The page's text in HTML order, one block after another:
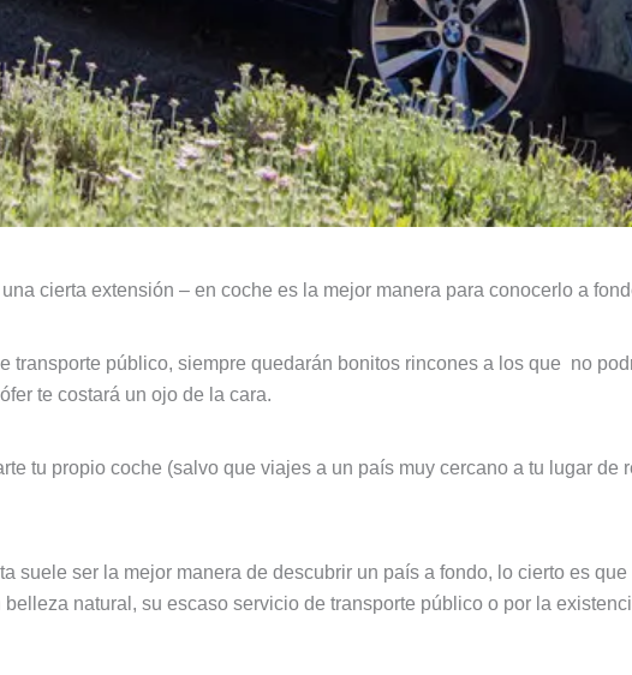
cierta extensión – en coche es la mejor manera para conocerlo a
transporte público, siempre quedarán bonitos rincones a los que no
te costará un ojo de la cara.
tu propio coche (salvo que viajes a un país muy cercano a tu lugar de
suele ser la mejor manera de descubrir un país a fondo, lo cierto es
natural, su escaso servicio de transporte público o por la